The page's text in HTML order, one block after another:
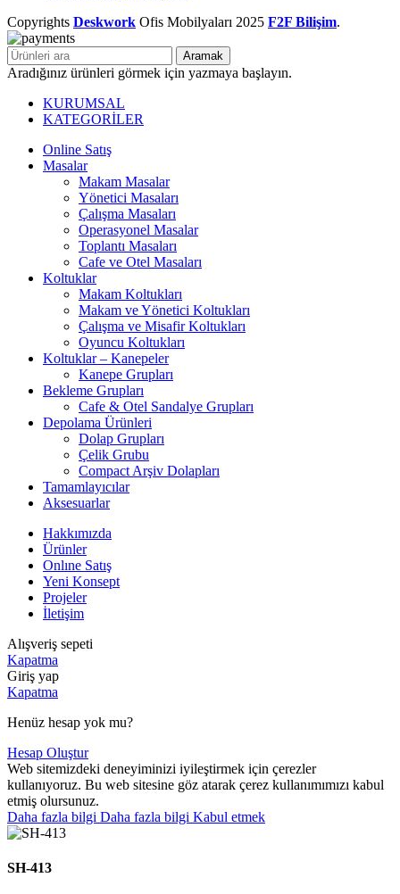
Copyrights Deskwork Ofis Mobilyaları 2025 F2F Bilişim.
Aramak
Aradığınız ürünleri görmek için yazmaya başlayın.
KURUMSAL
KATEGORİLER
Online Satış
Masalar
Makam Masalar
Yönetici Masaları
Çalışma Masaları
Operasyonel Masalar
Toplantı Masaları
Cafe ve Otel Masaları
Koltuklar
Makam Koltukları
Makam ve Yönetici Koltukları
Çalışma ve Misafir Koltukları
Oyuncu Koltukları
Koltuklar – Kanepeler
Kanepe Grupları
Bekleme Grupları
Cafe & Otel Sandalye Grupları
Depolama Ürünleri
Dolap Grupları
Çelik Grubu
Compact Arşiv Dolapları
Tamamlayıcılar
Aksesuarlar
Hakkımızda
Ürünler
Onlıne Satış
Yeni Konsept
Projeler
İletişim
Alışveriş sepeti
Kapatma
Giriş yap
Kapatma
Henüz hesap yok mu?
Hesap Oluştur
Web sitemizdeki deneyiminizi iyileştirmek için çerezler
kullanıyoruz. Bu web sitesine göz atarak çerez kullanımımızı kabul
etmiş olursunuz.
Daha fazla bilgi Daha fazla bilgi Kabul etmek
SH-413